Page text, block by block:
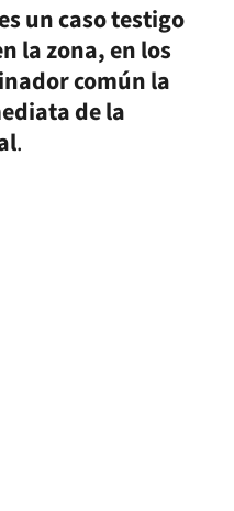
un caso testigo
la zona, en los
común la
de la
.